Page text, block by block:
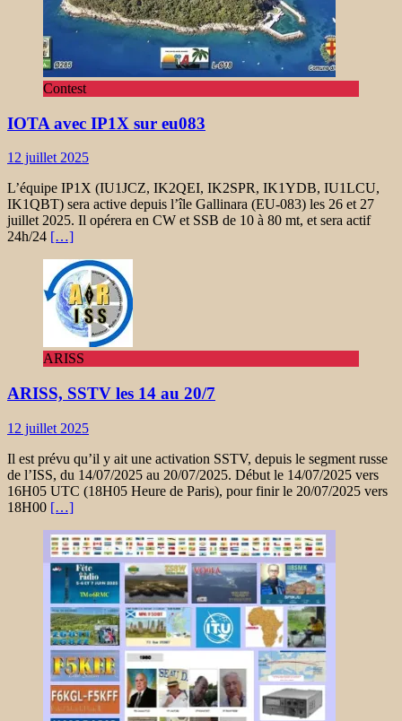
Contest
IOTA avec IP1X sur eu083
12 juillet 2025
L’équipe IP1X (IU1JCZ, IK2QEI, IK2SPR, IK1YDB, IU1LCU,
IK1QBT) sera active depuis l’île Gallinara (EU-083) les 26 et 27
juillet 2025. Il opérera en CW et SSB de 10 à 80 mt, et sera actif
24h/24 […]
ARISS
ARISS, SSTV les 14 au 20/7
12 juillet 2025
Il est prévu qu’il y ait une activation SSTV, depuis le segment russe
de l’ISS, du 14/07/2025 au 20/07/2025. Début le 14/07/2025 vers
16H05 UTC (18H05 Heure de Paris), pour finir le 20/07/2025 vers
18H00 […]